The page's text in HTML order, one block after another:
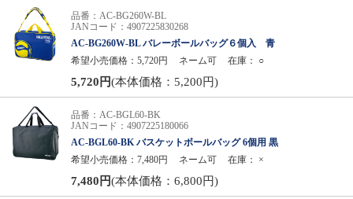
品番：AC-BG260W-BL
JANコード：4907225830268
AC-BG260W-BL バレーボールバッグ６個入 青
希望小売価格：5,720円
ネーム可 在庫： ○
5,720円(本体価格：5,200円)
品番：AC-BGL60-BK
JANコード：4907225180066
AC-BGL60-BK バスケットボールバッグ 6個用 黒
希望小売価格：7,480円
ネーム可 在庫： ×
7,480円(本体価格：6,800円)